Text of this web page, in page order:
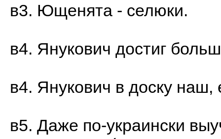
в3. Ющенята - селюки.
в4. Янукович достиг
в4. Янукович в доску
в5. Даже по-украински